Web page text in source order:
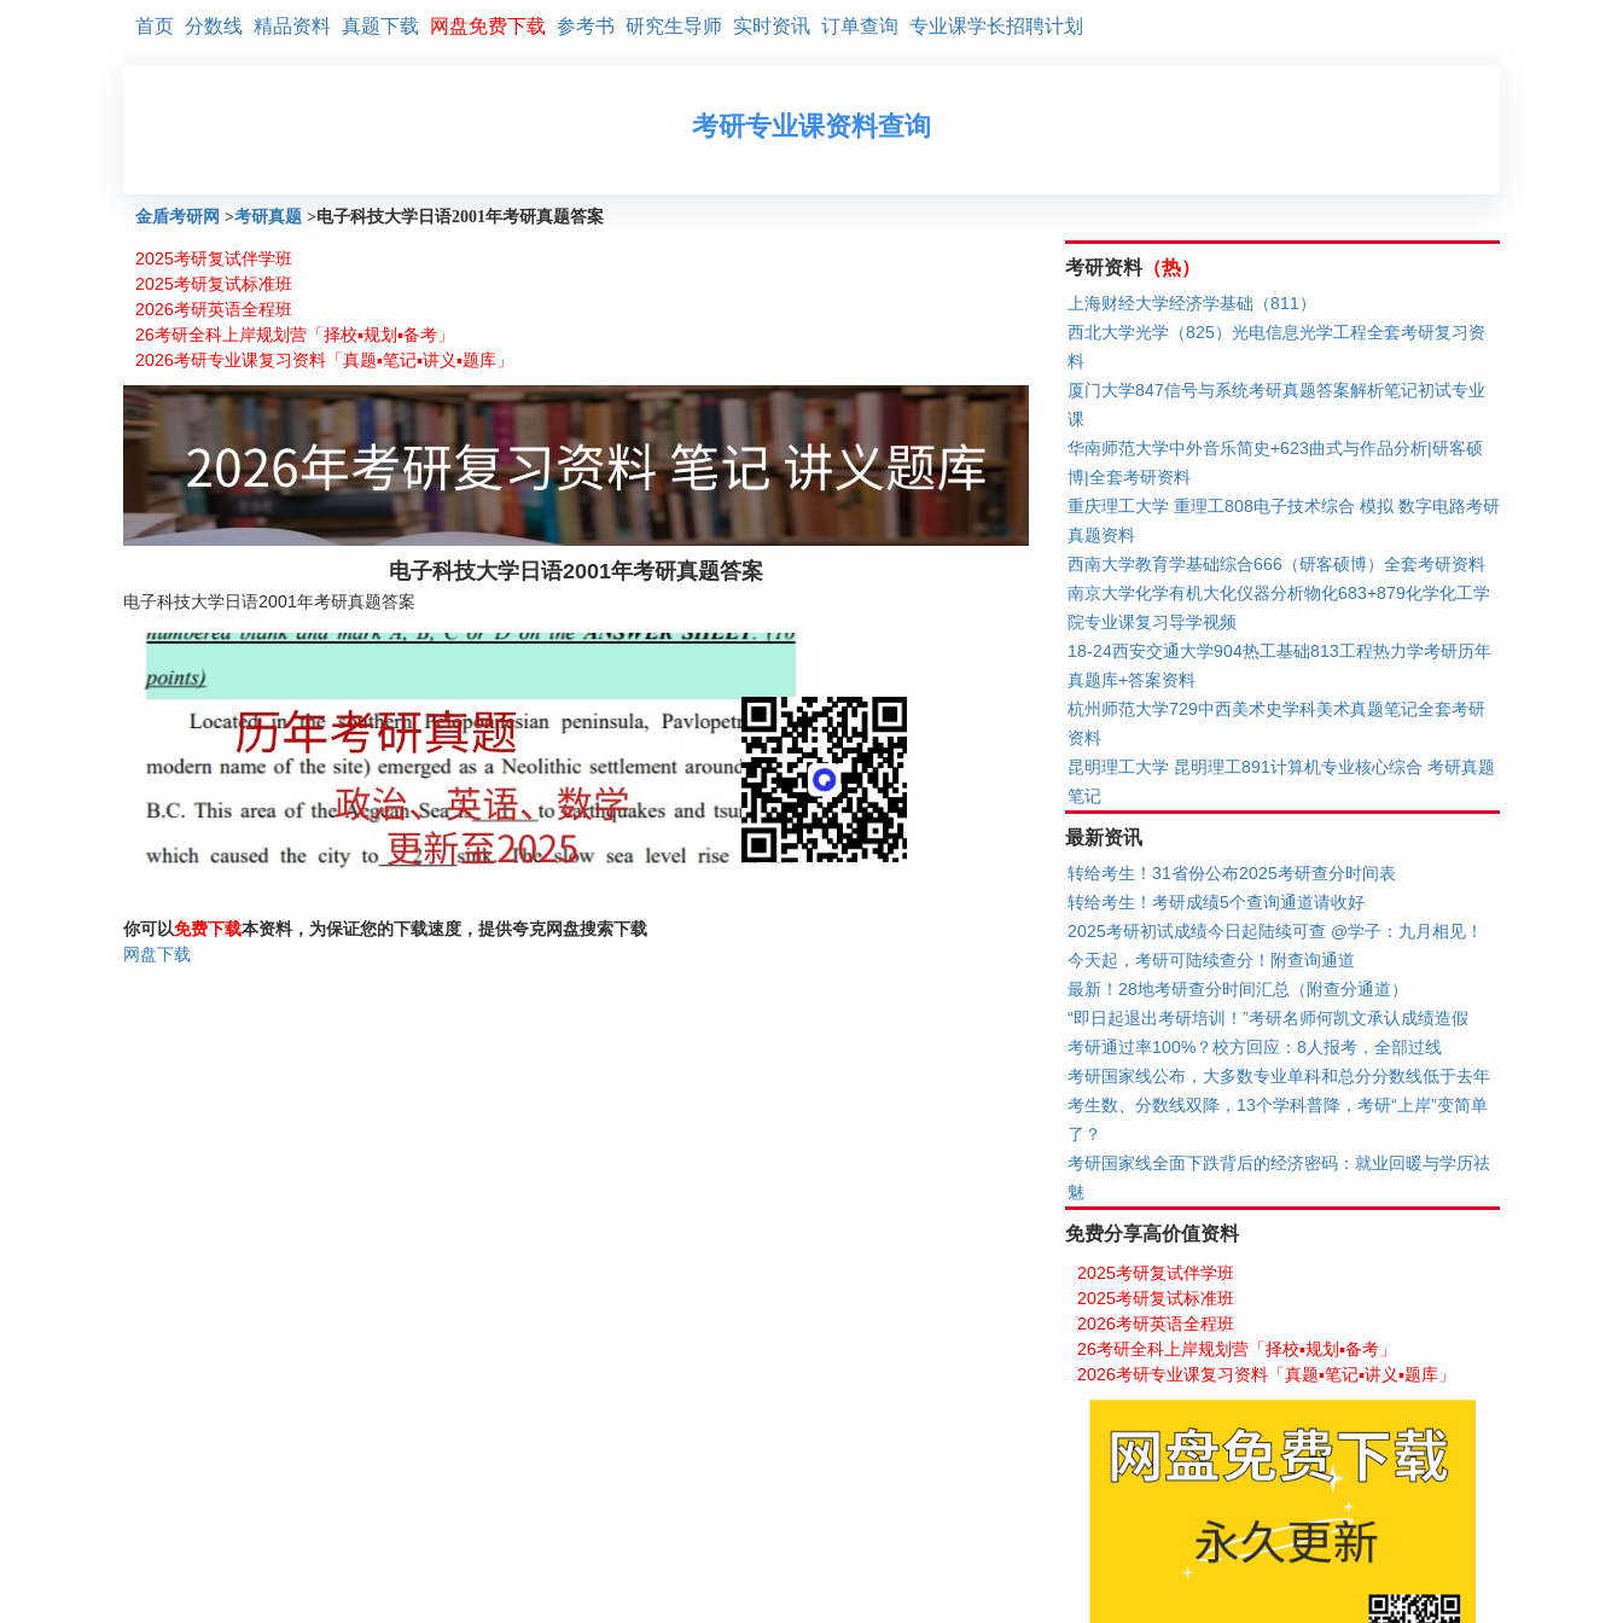
首页 分数线 精品资料 真题下载 网盘免费下载 参考书 研究生导师 实时资讯 订单查询 专业课学长招聘计划
考研专业课资料查询
金盾考研网 >考研真题 >电子科技大学日语2001年考研真题答案
2025考研复试伴学班
2025考研复试标准班
2026考研英语全程班
26考研全科上岸规划营「择校▪规划▪备考」
2026考研专业课复习资料「真题▪笔记▪讲义▪题库」
电子科技大学日语2001年考研真题答案
电子科技大学日语2001年考研真题答案
你可以免费下载本资料，为保证您的下载速度，提供夸克网盘搜索下载
网盘下载
考研资料（热）
上海财经大学经济学基础（811）
西北大学光学（825）光电信息光学工程全套考研复习资
料
厦门大学847信号与系统考研真题答案解析笔记初试专业
课
华南师范大学中外音乐简史+623曲式与作品分析|研客硕
博|全套考研资料
重庆理工大学 重理工808电子技术综合 模拟 数字电路考研
真题资料
西南大学教育学基础综合666（研客硕博）全套考研资料
南京大学化学有机大化仪器分析物化683+879化学化工学
院专业课复习导学视频
18-24西安交通大学904热工基础813工程热力学考研历年
真题库+答案资料
杭州师范大学729中西美术史学科美术真题笔记全套考研
资料
昆明理工大学 昆明理工891计算机专业核心综合 考研真题
笔记
最新资讯
转给考生！31省份公布2025考研查分时间表
转给考生！考研成绩5个查询通道请收好
2025考研初试成绩今日起陆续可查 @学子：九月相见！
今天起，考研可陆续查分！附查询通道
最新！28地考研查分时间汇总（附查分通道）
“即日起退出考研培训！”考研名师何凯文承认成绩造假
考研通过率100%？校方回应：8人报考，全部过线
考研国家线公布，大多数专业单科和总分分数线低于去年
考生数、分数线双降，13个学科普降，考研“上岸”变简单
了？
考研国家线全面下跌背后的经济密码：就业回暖与学历祛
魅
免费分享高价值资料
2025考研复试伴学班
2025考研复试标准班
2026考研英语全程班
26考研全科上岸规划营「择校▪规划▪备考」
2026考研专业课复习资料「真题▪笔记▪讲义▪题库」